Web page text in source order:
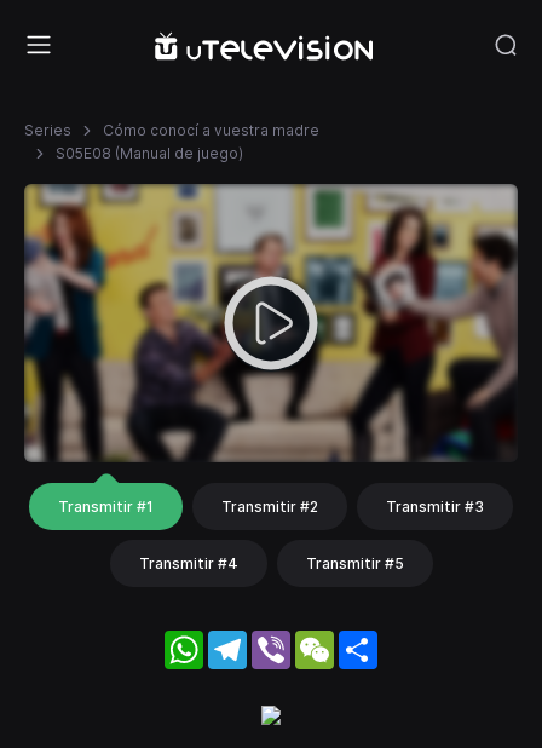
Series
Cómo conocí a vuestra madre
S05E08 (Manual de juego)
Transmitir #1 Transmitir #2 Transmitir #3
Transmitir #4 Transmitir #5
WhatsApp
Telegram
Viber WeChat